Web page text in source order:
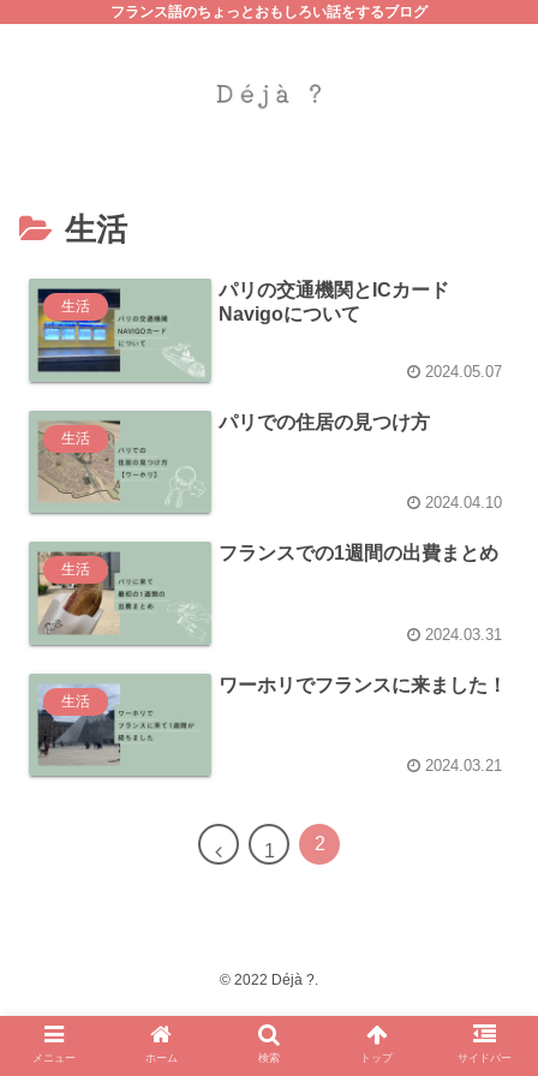
フランス語のちょっとおもしろい話をするブログ
生活
生活
パリの交通機関とICカード
Navigoについて
2024.05.07
生活
パリでの住居の見つけ方
2024.04.10
生活
フランスでの1週間の出費まとめ
2024.03.31
生活
ワーホリでフランスに来ました！
2024.03.21
1 2
© 2022 Déjà ?.
メニュー ホーム 検索 トップ サイドバー